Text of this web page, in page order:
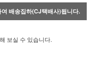
배송집하(CJ택배사)됩니다.
보실 수 있습니다.